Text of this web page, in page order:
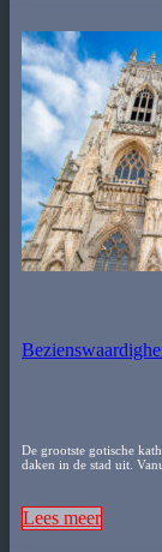
De grootste gotische
daken in de stad uit.
Lees meer